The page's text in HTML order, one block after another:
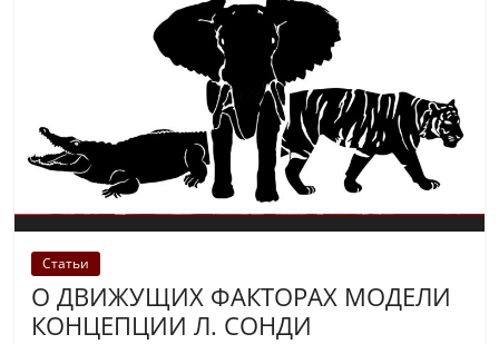
Статьи
О ДВИЖУЩИХ ФАКТОРАХ МОДЕЛИ
КОНЦЕПЦИИ Л. СОНДИ